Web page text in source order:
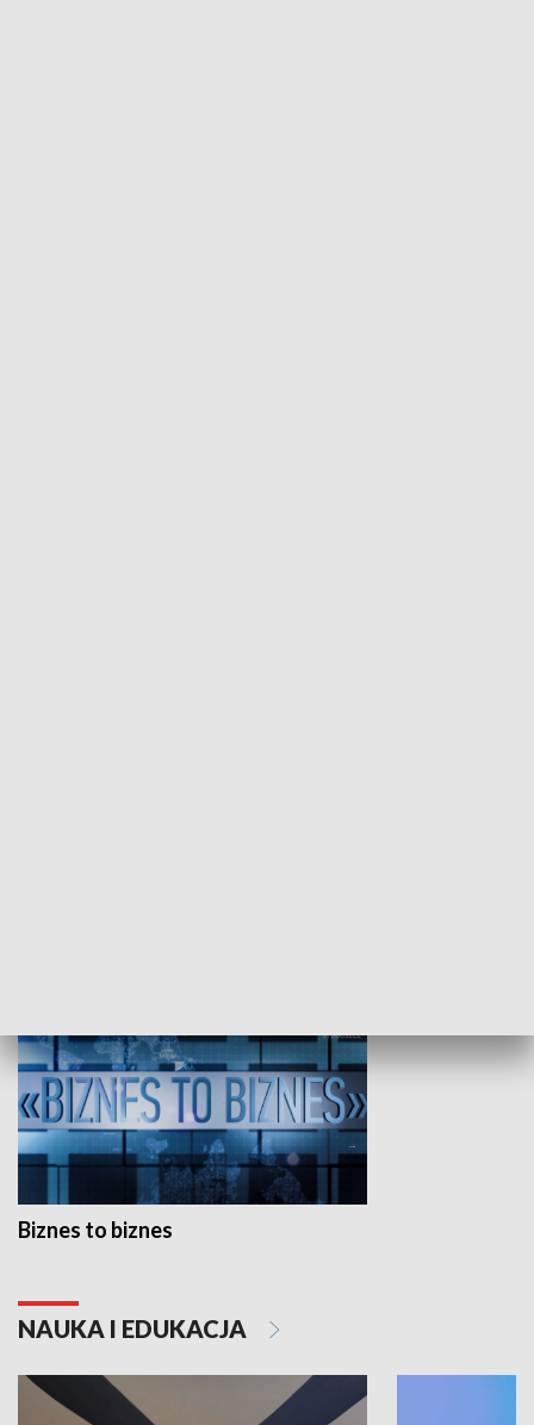
Biznes to biznes
NAUKA I EDUKACJA